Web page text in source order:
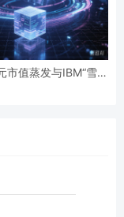
市值蒸发与IBM“雪